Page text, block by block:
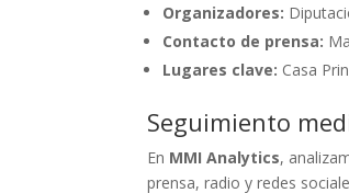
Organizadores:
Contacto de prensa:
Lugares clave: Casa
Seguimiento
En MMI Analytics,
prensa, radio y redes